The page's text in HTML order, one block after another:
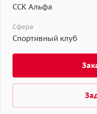
ССК Альфа
Сфера
Спортивный клуб